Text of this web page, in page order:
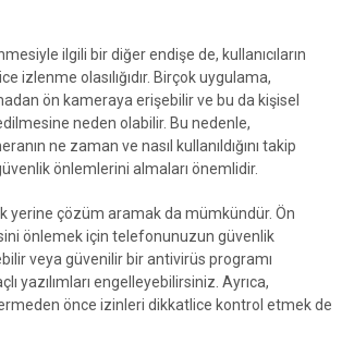
ilgili bir diğer endişe de, kullanıcıların
izlenme olasılığıdır. Birçok uygulama,
ön kameraya erişebilir ve bu da kişisel
neden olabilir. Bu nedenle,
ne zaman ve nasıl kullanıldığını takip
önlemlerini almaları önemlidir.
yerine çözüm aramak da mümkündür. Ön
önlemek için telefonunuzun güvenlik
veya güvenilir bir antivirüs programı
yazılımları engelleyebilirsiniz. Ayrıca,
önce izinleri dikkatlice kontrol etmek de